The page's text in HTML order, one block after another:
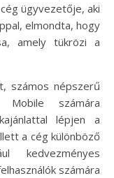
ügyvezetője, aki
elmondta, hogy
amely tükrözi a
számos népszerű
számára
lépjen a
a cég különböző
kedvezményes
számára